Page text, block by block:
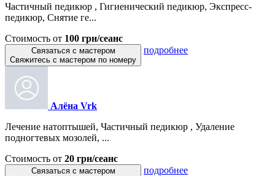
Частичный педикюр , Гигиенический педикюр, Экспресс-
педикюр, Снятие ге...
Стоимость от 100 грн/сеанс
Связаться с мастером
Свяжитесь с мастером по номеру
подробнее
Алёна Vrk
Лечение натоптышей, Частичный педикюр , Удаление
подногтевых мозолей, ...
Стоимость от 20 грн/сеанс
Связаться с мастером
подробнее